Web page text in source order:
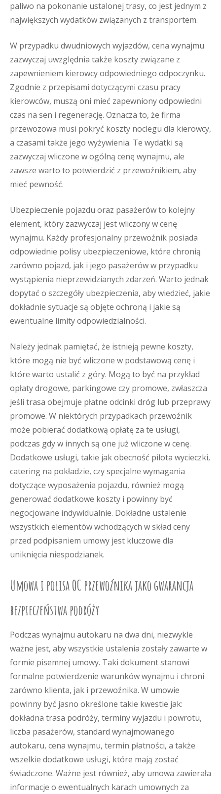
paliwo na pokonanie ustalonej trasy, co jest jednym z
największych wydatków związanych z transportem.
W przypadku dwudniowych wyjazdów, cena wynajmu
zazwyczaj uwzględnia także koszty związane z
zapewnieniem kierowcy odpowiedniego odpoczynku.
Zgodnie z przepisami dotyczącymi czasu pracy
kierowców, muszą oni mieć zapewniony odpowiedni
czas na sen i regenerację. Oznacza to, że firma
przewozowa musi pokryć koszty noclegu dla kierowcy,
a czasami także jego wyżywienia. Te wydatki są
zazwyczaj wliczone w ogólną cenę wynajmu, ale
zawsze warto to potwierdzić z przewoźnikiem, aby
mieć pewność.
Ubezpieczenie pojazdu oraz pasażerów to kolejny
element, który zazwyczaj jest wliczony w cenę
wynajmu. Każdy profesjonalny przewoźnik posiada
odpowiednie polisy ubezpieczeniowe, które chronią
zarówno pojazd, jak i jego pasażerów w przypadku
wystąpienia nieprzewidzianych zdarzeń. Warto jednak
dopytać o szczegóły ubezpieczenia, aby wiedzieć, jakie
dokładnie sytuacje są objęte ochroną i jakie są
ewentualne limity odpowiedzialności.
Należy jednak pamiętać, że istnieją pewne koszty,
które mogą nie być wliczone w podstawową cenę i
które warto ustalić z góry. Mogą to być na przykład
opłaty drogowe, parkingowe czy promowe, zwłaszcza
jeśli trasa obejmuje płatne odcinki dróg lub przeprawy
promowe. W niektórych przypadkach przewoźnik
może pobierać dodatkową opłatę za te usługi,
podczas gdy w innych są one już wliczone w cenę.
Dodatkowe usługi, takie jak obecność pilota wycieczki,
catering na pokładzie, czy specjalne wymagania
dotyczące wyposażenia pojazdu, również mogą
generować dodatkowe koszty i powinny być
negocjowane indywidualnie. Dokładne ustalenie
wszystkich elementów wchodzących w skład ceny
przed podpisaniem umowy jest kluczowe dla
uniknięcia niespodzianek.
Umowa i polisa OC przewoźnika jako gwarancja
bezpieczeństwa podróży
Podczas wynajmu autokaru na dwa dni, niezwykle
ważne jest, aby wszystkie ustalenia zostały zawarte w
formie pisemnej umowy. Taki dokument stanowi
formalne potwierdzenie warunków wynajmu i chroni
zarówno klienta, jak i przewoźnika. W umowie
powinny być jasno określone takie kwestie jak:
dokładna trasa podróży, terminy wyjazdu i powrotu,
liczba pasażerów, standard wynajmowanego
autokaru, cena wynajmu, termin płatności, a także
wszelkie dodatkowe usługi, które mają zostać
świadczone. Ważne jest również, aby umowa zawierała
informacje o ewentualnych karach umownych za